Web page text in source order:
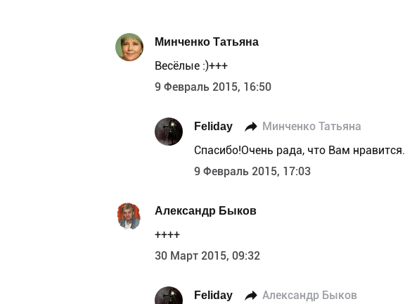
Минченко Татьяна
Весёлые :)+++
9 Февраль 2015, 16:50
Feliday Минченко Татьяна
Спасибо!Очень рада, что Вам нравится.
9 Февраль 2015, 17:03
Александр Быков
++++
30 Март 2015, 09:32
Feliday Александр Быков